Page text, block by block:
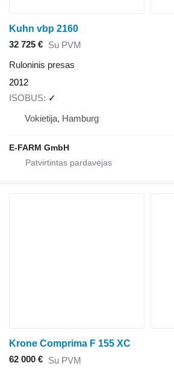
Kuhn vbp 2160
32 725 € Su PVM
Ruloninis presas
2012
ISOBUS ✓
Vokietija, Hamburg
E-FARM GmbH
Krone Comprima F 155 XC
62 000 € Su PVM